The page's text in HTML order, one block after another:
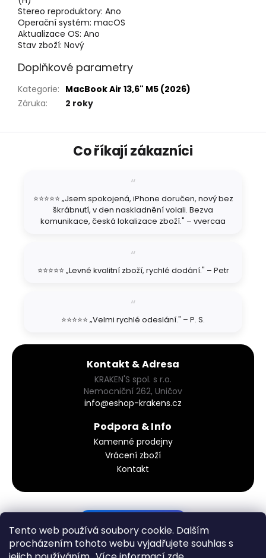
Tento web používá soubory cookie. Dalším
procházením tohoto webu vyjadřujete souhlas s
Stereo reproduktory: Ano
Operační systém: macOS
Aktualizace OS: Ano
Stav zboží: Nový
Doplňkové parametry
Kategorie: MacBook Air 13,6" M5 (2026)
Záruka: 2 roky
Co říkají zákazníci
⭐⭐⭐⭐⭐ „Jsem spokojená, iPhone doručen, nový bez
škrábnutí, v den naskladnění volali. Bezva
komunikace, česká lokalizace zboží." – vvercaa
⭐⭐⭐⭐⭐ „Levné kvalitní zboží, rychlé dodání." – Petr
⭐⭐⭐⭐⭐ „Velmi rychlé odeslání." – P. S.
Kontakt & Adresa
KRAKEN'S spol. s r.o.
Nemocniční 262, Uničov
info@eshop-krakens.cz
Podpora & Info
Kamenné prodejny
Vrácení zboží
Kontakt